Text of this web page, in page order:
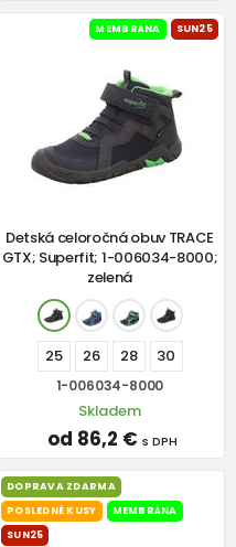
MEMBRÁNA SUN25
Detská celoročná obuv TRACE
GTX; Superfit; 1-006034-8000;
zelená
25 26 28 30
1-006034-8000
Skladem
od 86,2 € s DPH
DOPRAVA ZDARMA
POSLEDNÉ KUSY
MEMBRÁNA
SUN25